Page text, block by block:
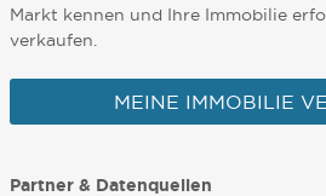
Markt kennen und Ihre Immobilie
verkaufen.
MEINE IMMOBILIE
Partner & Datenquellen